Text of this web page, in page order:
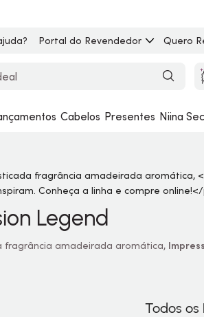
Portal do Revendedor Quero
Cabelos Presentes Niina
Legend
fragrância amadeirada aromática,
Todos os